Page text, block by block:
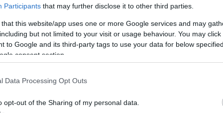
Participants that may further disclose it to other third parties.
that this website/app uses one or more Google services and may
but not limited to your visit or usage behaviour. You may
to Google and its third-party tags to use your data for below
consent section.
Data Processing Opt Outs
opt-out of the Sharing of my personal data.
TOVÁBB